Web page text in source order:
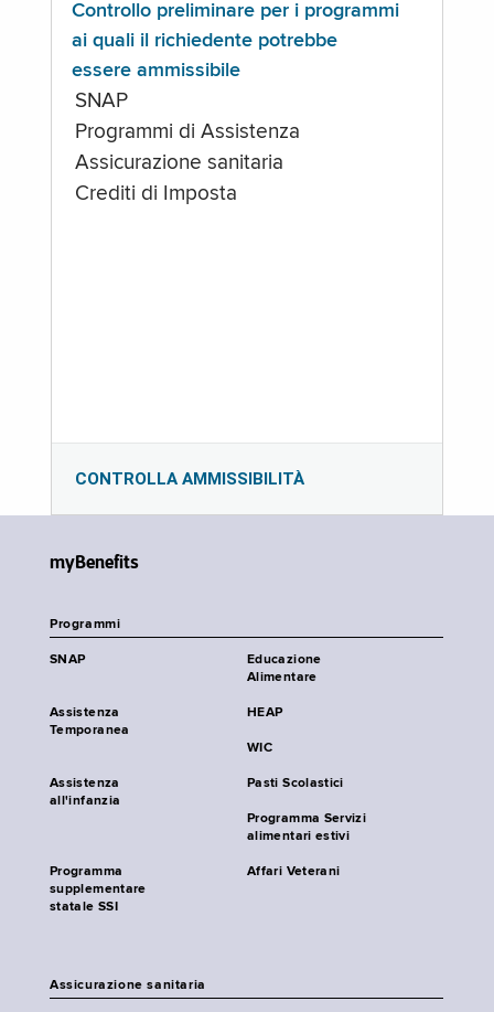
Controllo preliminare per i programmi
ai quali il richiedente potrebbe
essere ammissibile
SNAP
Programmi di Assistenza
Assicurazione sanitaria
Crediti di Imposta
CONTROLLA AMMISSIBILITÀ
myBenefits
Programmi
SNAP
Educazione
Alimentare
Assistenza
Temporanea
HEAP
WIC
Assistenza
all'infanzia
Pasti Scolastici
Programma Servizi
alimentari estivi
Programma
supplementare
statale SSI
Affari Veterani
Assicurazione sanitaria